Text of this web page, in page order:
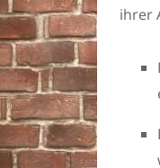
ihrer